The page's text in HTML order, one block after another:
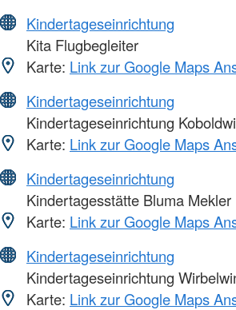
Kindertageseinrichtung
Kita Flugbegleiter
Karte: Link zur Google Maps
Kindertageseinrichtung
Kindertageseinrichtung
Karte: Link zur Google Maps
Kindertageseinrichtung
Kindertagesstätte Bluma Mekler
Karte: Link zur Google Maps
Kindertageseinrichtung
Kindertageseinrichtung
Karte: Link zur Google Maps